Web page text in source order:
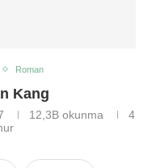
Roman
Kang
12,3B okunma
4